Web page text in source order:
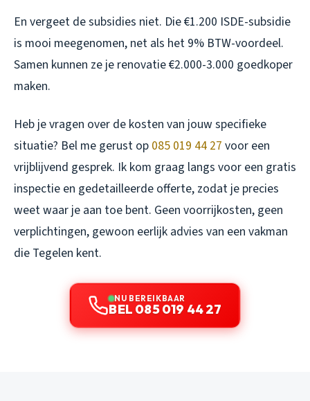
En vergeet de subsidies niet. Die €1.200 ISDE-subsidie
is mooi meegenomen, net als het 9% BTW-voordeel.
Samen kunnen ze je renovatie €2.000-3.000 goedkoper
maken.
Heb je vragen over de kosten van jouw specifieke
situatie? Bel me gerust op 085 019 44 27 voor een
vrijblijvend gesprek. Ik kom graag langs voor een gratis
inspectie en gedetailleerde offerte, zodat je precies
weet waar je aan toe bent. Geen voorrijkosten, geen
verplichtingen, gewoon eerlijk advies van een vakman
die Tegelen kent.
NU BEREIKBAAR
BEL 085 019 44 27